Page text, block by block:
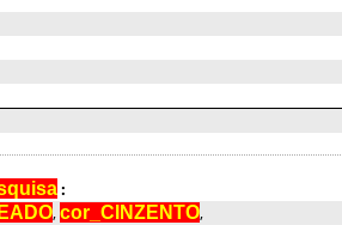
:
,cor_CINZENTO,